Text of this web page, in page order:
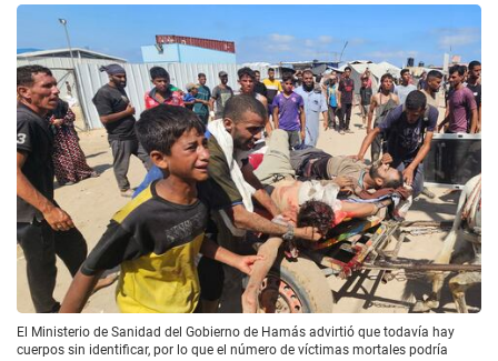
El Ministerio de Sanidad del Gobierno de Hamás advirtió que todavía hay
cuerpos sin identificar, por lo que el número de víctimas mortales podría